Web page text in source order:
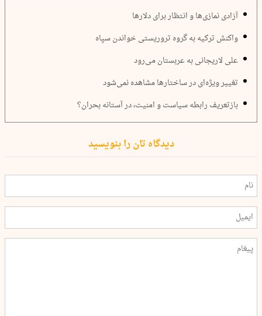
آزادی نمازی‌ها و انتظار برای دلارها
واکنش ترکیه به گروه تروریستی خواندن سپاه
علی لاریجانی به عربستان می‌رود
تغییر ویژه‌ای در ساختار‌ها مشاهده نمی‌شود
بازتعریف رابطه سیاست و امنیت، در آستانه بحران؟
دیدگاه تان را بنویسید